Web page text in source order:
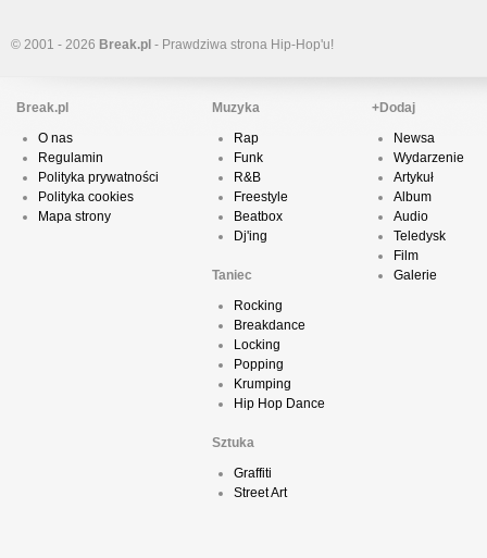
© 2001 - 2026 Break.pl - Prawdziwa strona Hip-Hop'u!
Break.pl
O nas
Regulamin
Polityka prywatności
Polityka cookies
Mapa strony
Muzyka
Rap
Funk
R&B
Freestyle
Beatbox
Dj'ing
Taniec
Rocking
Breakdance
Locking
Popping
Krumping
Hip Hop Dance
Sztuka
Graffiti
Street Art
+Dodaj
Newsa
Wydarzenie
Artykuł
Album
Audio
Teledysk
Film
Galerie